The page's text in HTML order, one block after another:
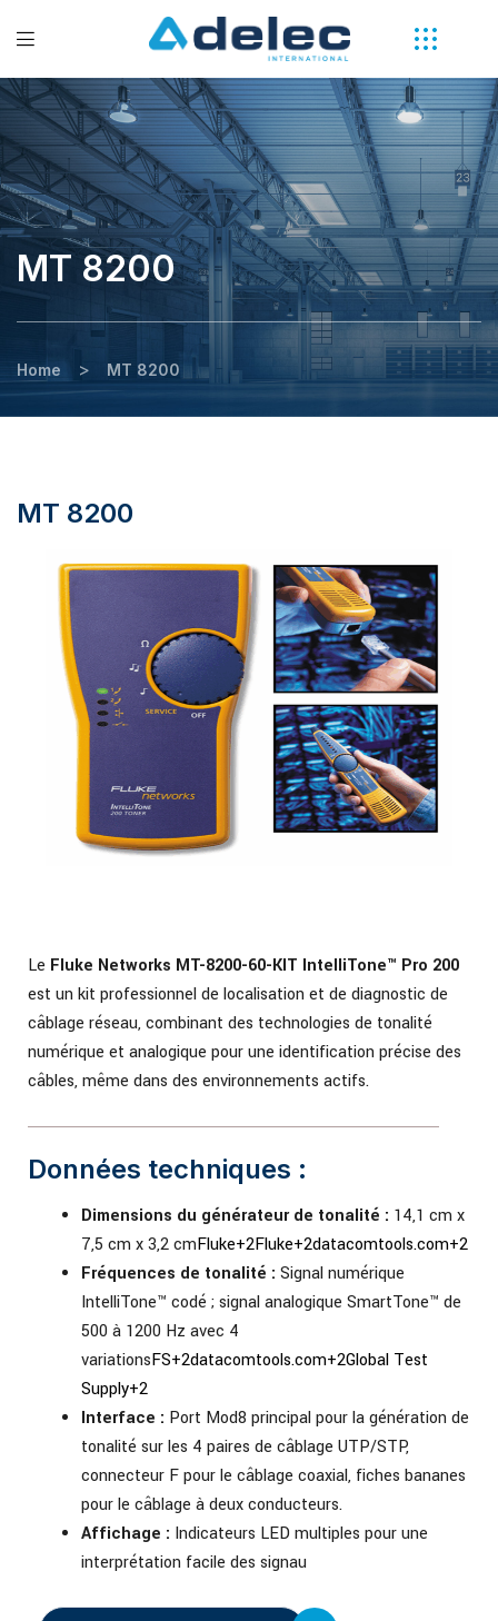
MT 8200
Home > MT 8200
MT 8200
Le Fluke Networks MT-8200-60-KIT IntelliTone™ Pro 200
est un kit professionnel de localisation et de diagnostic de
câblage réseau, combinant des technologies de tonalité
numérique et analogique pour une identification précise des
câbles, même dans des environnements actifs.
Données techniques :
Dimensions du générateur de tonalité : 14,1 cm x
7,5 cm x 3,2 cmFluke+2Fluke+2datacomtools.com+2
Fréquences de tonalité : Signal numérique
IntelliTone™ codé ; signal analogique SmartTone™ de
500 à 1200 Hz avec 4
variationsFS+2datacomtools.com+2Global Test
Supply+2
Interface : Port Mod8 principal pour la génération de
tonalité sur les 4 paires de câblage UTP/STP,
connecteur F pour le câblage coaxial, fiches bananes
pour le câblage à deux conducteurs.
Affichage : Indicateurs LED multiples pour une
interprétation facile des signau